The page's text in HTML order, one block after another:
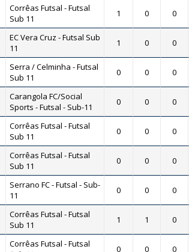
Corrêas Futsal - Futsal
Sub 11
1 0 0
EC Vera Cruz - Futsal Sub
11
1 0 0
Serra / Celminha - Futsal
Sub 11
0 0 0
Carangola FC/Social
Sports - Futsal - Sub-11
0 0 0
Corrêas Futsal - Futsal
Sub 11
0 0 0
Corrêas Futsal - Futsal
Sub 11
0 0 0
Serrano FC - Futsal - Sub-
11
0 0 0
Corrêas Futsal - Futsal
Sub 11
1 1 0
Corrêas Futsal - Futsal
0 0 0